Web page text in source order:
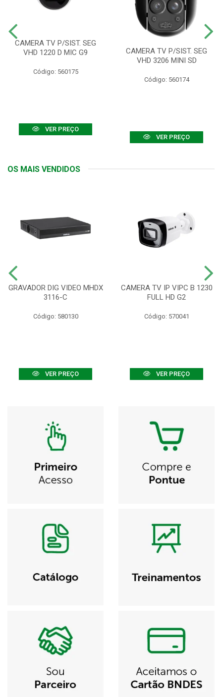
CAMERA TV P/SIST. SEG
VHD 1220 D MIC G9
Código: 560175
VER PREÇO
CAMERA TV P/SIST. SEG
VHD 3206 MINI SD
Código: 560174
VER PREÇO
OS MAIS VENDIDOS
GRAVADOR DIG VIDEO MHDX
3116-C
Código: 580130
VER PREÇO
CAMERA TV IP VIPC B 1230
FULL HD G2
Código: 570041
VER PREÇO